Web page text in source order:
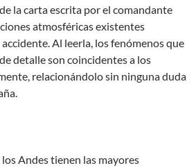
la carta escrita por el comandante
atmosféricas existentes
Al leerla, los fenómenos que
detalle son coincidentes a los
relacionándolo sin ninguna duda
Andes tienen las mayores